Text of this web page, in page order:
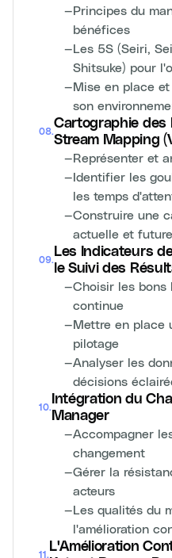
—Principes du
bénéfices
—Les 5S (Seiri,
Shitsuke) pour
—Mise en place
son
08.
Cartographie des
Stream Mapping
—Représenter et
—Identifier les
les temps
—Construire une
actuelle et future
09.
Les Indicateurs
le Suivi des
—Choisir les bons
continue
—Mettre en place
pilotage
—Analyser les
décisions
10.
Intégration du
Manager
—Accompagner
changement
—Gérer la
acteurs
—Les qualités du
l'amélioration
11 .
L'Amélioration